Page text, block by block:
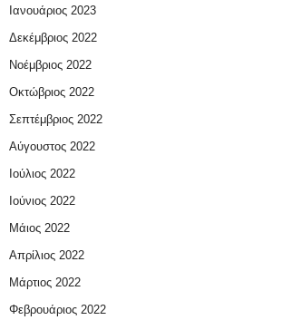
Ιανουάριος 2023
Δεκέμβριος 2022
Νοέμβριος 2022
Οκτώβριος 2022
Σεπτέμβριος 2022
Αύγουστος 2022
Ιούλιος 2022
Ιούνιος 2022
Μάιος 2022
Απρίλιος 2022
Μάρτιος 2022
Φεβρουάριος 2022